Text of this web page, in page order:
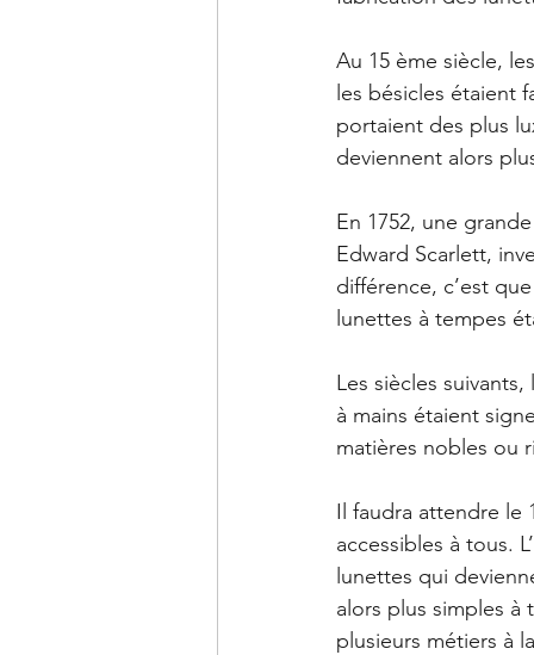
Au 15 ème siècle,
les bésicles étaient
portaient des plus
deviennent alors
En 1752, une
Edward Scarlett,
différence, c’est
lunettes à tempes
Les siècles
à mains étaient
matières nobles ou
Il faudra attendre le
accessibles à tous.
lunettes qui
alors plus simples à
plusieurs métiers à